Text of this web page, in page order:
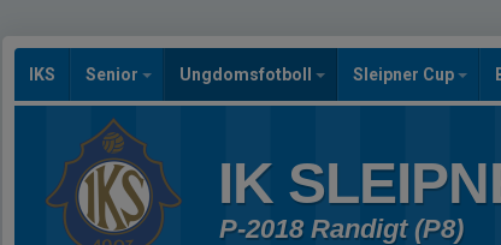
IKS Senior Ungdomsfotboll Sleipner Cup
IK
P-2018 Randigt (P8)